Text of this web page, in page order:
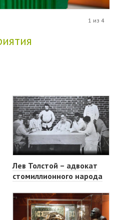
1 из 4
Лев Толстой – адвокат
стомиллионного народа